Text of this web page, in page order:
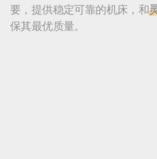
要，提供稳定可靠的机床，和
保其最优质量。